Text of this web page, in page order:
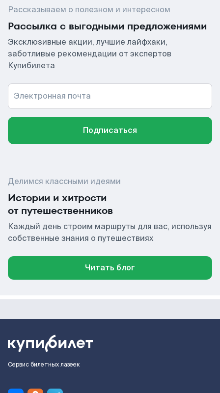
Рассказываем о полезном и интересном
Рассылка с выгодными предложениями
Эксклюзивные акции, лучшие лайфхаки,
заботливые рекомендации от экспертов
Купибилета
Электронная почта
Подписаться
Делимся классными идеями
Истории и хитрости
от путешественников
Каждый день строим маршруты для вас, используя
собственные знания о путешествиях
Читать блог
Сервис билетных лазеек